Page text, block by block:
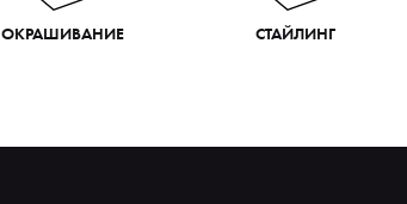
ОКРАШИВАНИЕ СТАЙЛИНГ